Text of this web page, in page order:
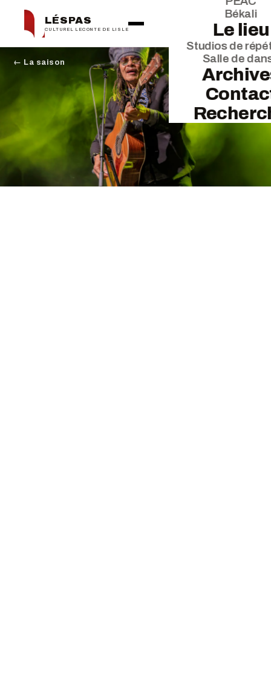
LÉSPAS
CULTUREL LECONTE DE LISLE
Békali
Le lieu
Studios de
Salle de
← La saison